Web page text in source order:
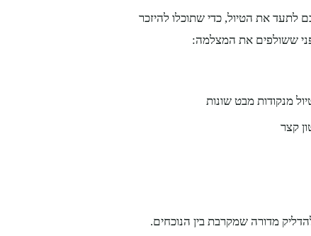
לתעד את הטיול, כדי שתוכלו להיזכר
ששולפים את המצלמה:
מנקודות מבט שונות
קצר
מדורה שמקרבת בין הנוכחים.